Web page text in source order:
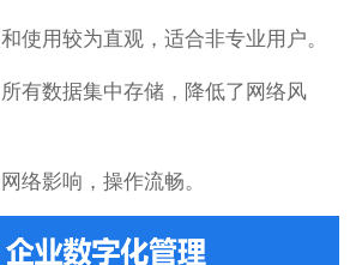
使用较为直观，适合非专业用户。
有数据集中存储，降低了网络风
络影响，操作流畅。